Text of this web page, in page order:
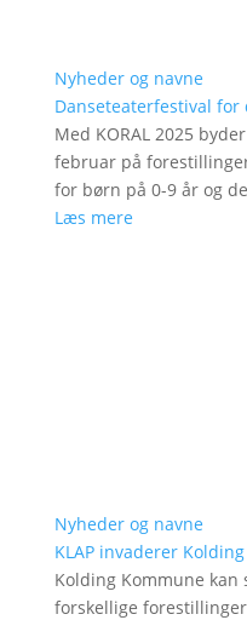
Nyheder og navne
Danseteaterfestival for
Med KORAL 2025
februar på
for børn på 0-9 år og
Læs mere
Nyheder og navne
KLAP invaderer Kolding
Kolding Kommune
forskellige